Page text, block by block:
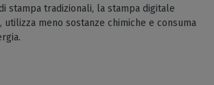
stampa tradizionali, la stampa digitale
meno sostanze chimiche e consuma